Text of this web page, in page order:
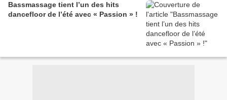
Bassmassage tient l’un des hits
dancefloor de l’été avec « Passion » !